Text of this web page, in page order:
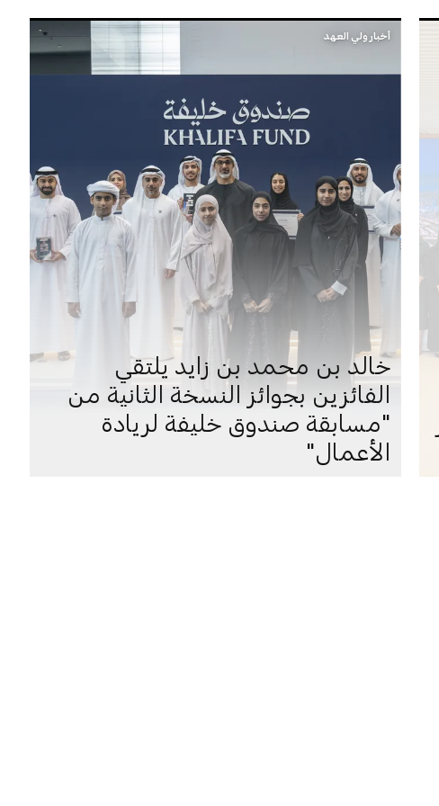
أخبار ولي العهد
خالد بن محمد بن زايد يلتقي
الفائزين بجوائز النسخة الثانية من
"مسابقة صندوق خليفة لريادة
الأعمال"